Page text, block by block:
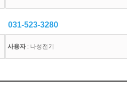
031-523-3280
사용자: 나성전기